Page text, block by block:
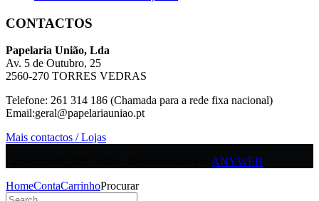
CONTACTOS
Papelaria União, Lda
Av. 5 de Outubro, 25
2560-270 TORRES VEDRAS
Telefone: 261 314 186 (Chamada para a rede fixa nacional)
Email:geral@papelariauniao.pt
Mais contactos / Lojas
ANYWEB
HomeContaCarrinhoProcurar